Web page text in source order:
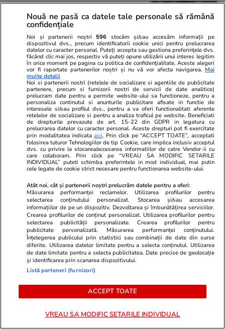
Ministrul Irineu Darău, amendat
cu aproape 105.000 de lei de
AMEPIP: „Mi se impută inclusiv
sute de zile în care nici măcar nu
eram în funcție”
Știri România 23 iul.
Atacul cibernetic de la
Cadastru: întâlnire „în regim de
urgență” a notarilor cu șefii
ANCPI. Soluția de avarie
respinsă în cadrul discuțiilor
Știri România 23 iul.
Nava Gas Lisbon din Marea
Neagră, survolată din nou.
Temperatura în zonă a scăzut,
dar accesul la bord nu este încă
permis, anunță DSU
Ilie Bolojan, despre întâlnirea
Nouă ne pasă ca datele tale personale să rămână
confidențiale
Noi și partenerii noștri 596 stocăm și/sau accesăm informații pe
dispozitivul dvs., precum identificatorii cookie unici pentru prelucrarea
datelor cu caracter personal. Puteți accepta sau gestiona preferințele dvs.
făcând clic mai jos, respectiv vă puteți opune utilizării unui interes legitim
în orice moment pe pagina cu politica de confidențialitate. Aceste alegeri
vor fi raportate partenerilor noștri și nu vă vor afecta navigarea. Mai
multe detalii
Noi si partenerii nostri (retelele de socializare si agentiile de publicitate
partenere, precum si furnizorii nostri de servicii de date analitice)
prelucram date pentru a permite website-ului sa functioneze, pentru a
personaliza continutul si anunturile publicitare afisate in functie de
interesele si/sau profilul dvs., pentru a va oferi functionalitati aferente
retelelor de socializare si pentru a analiza traficul pe website. Beneficiati
de drepturile prevazute de art. 15-22 din GDPR in legatura cu
prelucrarea datelor cu caracter personal. Aceste drepturi pot fi exercitate
prin modalitatea indicataaici. Prin click pe “ACCEPT TOATE”, acceptati
folosirea tuturor Tehnologiilor de tip Cookie, care implica inclusiv acceptul
dvs. cu privire la stocarea/accesarea informatiilor de catre Vendor-ii cu
care colaboram. Prin click pe “VREAU SA MODIFIC SETARILE
INDIVIDUAL” puteti schimba preferintele in mod individual, mai putin
cele legate de cookie strict necesare pentru functionarea website-ului.
Atât noi, cât și partenerii noștri prelucrăm datele pentru a oferi:
Măsurarea performanței reclamelor. Utilizarea profilurilor pentru
selectarea conținutului personalizat. Stocarea și/sau accesarea
informațiilor de pe un dispozitiv. Dezvoltarea și îmbunătățirea serviciilor.
Crearea profilurilor de conținut personalizat. Utilizarea profilurilor pentru
selectarea publicității personalizate. Crearea profilurilor pentru
publicitate personalizată. Măsurarea performanței conținutului.
Înțelegerea publicului prin statistici sau combinații de date din surse
diferite. Utilizarea datelor limitate pentru a selecta conținutul. Utilizarea
de date limitate pentru a selecta publicitatea. Date precise de geolocație
și identificarea prin scanarea dispozitivului.
Listă parteneri (furnizori)
ACCEPT TOATE
VREAU SA MODIFIC SETARILE INDIVIDUAL